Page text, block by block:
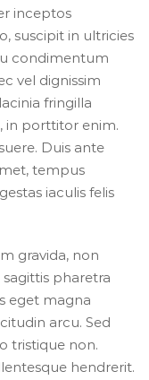
inceptos
suscipit in ultricies
condimentum
vel dignissim
fringilla
in porttitor enim.
Duis ante
tempus
iaculis felis
gravida, non
pharetra
eget magna
arcu. Sed
tristique non.
hendrerit.